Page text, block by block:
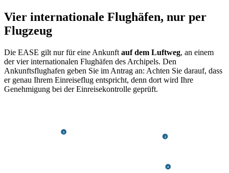
Vier internationale Flughäfen, nur per
Flugzeug
Die EASE gilt nur für eine Ankunft auf dem Luftweg, an einem
der vier internationalen Flughäfen des Archipels. Den
Ankunftsflughafen geben Sie im Antrag an: Achten Sie darauf, dass
er genau Ihrem Einreiseflug entspricht, denn dort wird Ihre
Genehmigung bei der Einreisekontrolle geprüft.
2
3
4